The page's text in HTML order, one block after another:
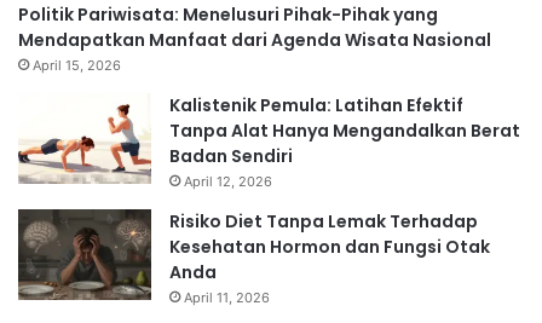
Politik Pariwisata: Menelusuri Pihak-Pihak yang
Mendapatkan Manfaat dari Agenda Wisata Nasional
April 15, 2026
Kalistenik Pemula: Latihan Efektif
Tanpa Alat Hanya Mengandalkan Berat
Badan Sendiri
April 12, 2026
Risiko Diet Tanpa Lemak Terhadap
Kesehatan Hormon dan Fungsi Otak
Anda
April 11, 2026